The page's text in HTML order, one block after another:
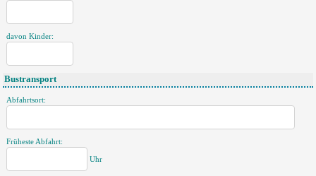
davon Kinder:
Bustransport
Abfahrtsort:
Früheste Abfahrt:
Uhr